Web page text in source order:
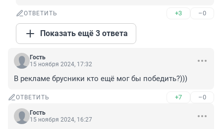
ОТВЕТИТЬ +3 –0
Показать ещё 3 ответа
Гость
15 ноября 2024, 17:32
В рекламе брусники кто ещё мог бы победить?)))
ОТВЕТИТЬ +7 –0
Гость
15 ноября 2024, 16:27